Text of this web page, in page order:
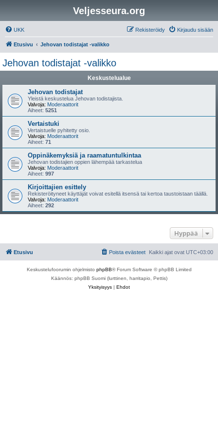
Veljesseura.org
UKK Kirjaudu sisään
Rekisteröidy
Etusivu Jehovan todistajat -valikko
Jehovan todistajat -valikko
Keskustelualue
Jehovan todistajat
Yleistä keskustelua Jehovan todistajista.
Valvoja: Moderaattorit
Aiheet: 5251
Vertaistuki
Vertaistuelle pyhitetty osio.
Valvoja: Moderaattorit
Aiheet: 71
Oppinäkemyksiä ja raamatuntulkintaa
Jehovan todistajien oppien lähempää tarkastelua
Valvoja: Moderaattorit
Aiheet: 997
Kirjoittajien esittely
Rekisteröityneet käyttäjät voivat esitellä itsensä tai kertoa taustoistaan täällä.
Valvoja: Moderaattorit
Aiheet: 292
Hyppää
Etusivu Kaikki ajat ovat UTC+03:00
Poista evästeet
Keskustelufoorumin ohjelmisto phpBB® Forum Software © phpBB Limited
Käännös: phpBB Suomi (lurttinen, harritapio, Pettis)
Yksityisyys | Ehdot